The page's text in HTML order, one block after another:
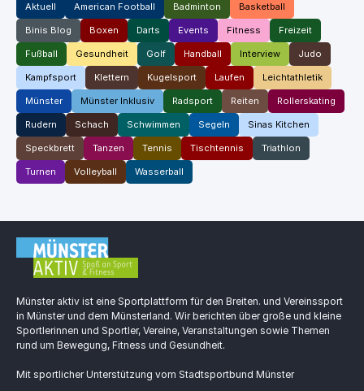
Aktuell American Football Badminton Basketball
Binis Blog Boxen Darts Events Fitness Freizeit
Fußball Gesundheit Golf Handball Interview Judo
Kampfsport Klettern Kugelsport Laufen Leichtathletik
Münster Münster Inklusiv Radsport Reiten Rollerskating
Rudern Schach Schwimmen Segeln Sinas Kitchen
Speckbrett Tanzen Tennis Tischtennis Triathlon
Turnen Volleyball Wasserball
Münster aktiv ist eine Sportplattform für den Breiten. und Vereinssport
in Münster und dem Münsterland. Wir berichten über große und kleine
Sportlerinnen und Sportler, Vereine, Veranstaltungen sowie Themen
rund um Bewegung, Fitness und Gesundheit.
Mit sportlicher Unterstützung vom Stadtsportbund Münster